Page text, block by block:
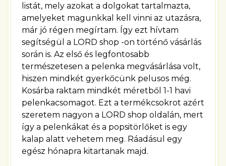
listát, mely azokat a dolgokat tartalmazta,
amelyeket magunkkal kell vinni az utazásra,
már jó régen megírtam. Így ezt hívtam
segítségül a LORD shop -on történő vásárlás
során is. Az első és legfontosabb
természetesen a pelenka megvásárlása volt,
hiszen mindkét gyerkőcünk pelusos még.
Kosárba raktam mindkét méretből 1-1 havi
pelenkacsomagot. Ezt a termékcsokrot azért
szeretem nagyon a LORD shop oldalán, mert
így a pelenkákat és a popsitörlőket is egy
kalap alatt vehetem meg. Ráadásul egy
egész hónapra kitartanak majd.